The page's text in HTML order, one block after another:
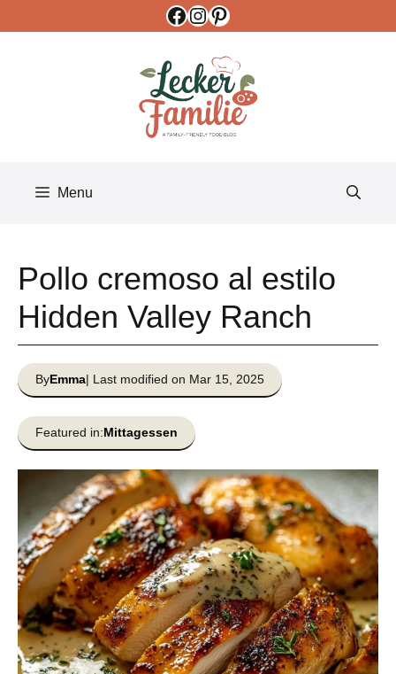
Facebook
Instagram
Pinterest
Menu
Pollo cremoso al estilo
Hidden Valley Ranch
ByEmma| Last modified on Mar 15, 2025
Featured in:Mittagessen